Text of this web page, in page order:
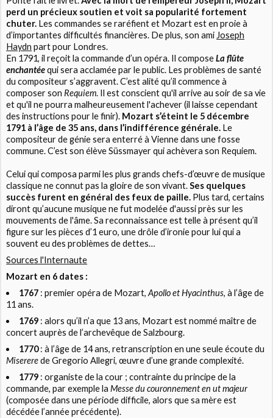
perd un précieux soutien et voit sa popularité fortement
chuter. Les commandes se raréfient et Mozart est en proie à
d’importantes difficultés financières. De plus, son ami Joseph
Haydn part pour Londres.
En 1791, il reçoit la commande d’un opéra. Il composeLa flûte
enchantéequi sera acclamée par le public. Les problèmes de santé
du compositeur s’aggravent. C’est alité qu’il commence à
composer son Requiem. Il est conscient qu'il arrive au soir de sa vie
et qu'il ne pourra malheureusement l'achever (il laisse cependant
des instructions pour le finir). Mozart s’éteint le 5 décembre
1791 à l’âge de 35 ans, dans l’indifférence générale. Le
compositeur de génie sera enterré à Vienne dans une fosse
commune. C’est son élève Süssmayer qui achèvera son Requiem.
Celui qui composa parmi les plus grands chefs-d’œuvre de musique
classique ne connut pas la gloire de son vivant.Ses quelques
succès furent en général des feux de paille. Plus tard, certains
diront qu’aucune musique ne fut modelée d'aussi près sur les
mouvements de l'âme. Sa reconnaissance est telle à présent qu’il
figure sur les pièces d’1 euro, une drôle d’ironie pour lui qui a
souvent eu des problèmes de dettes…
Sources l'Internaute
Mozart en 6 dates :
1767 : premier opéra de Mozart, Apollo et Hyacinthus, à l’âge de
11 ans.
1769 : alors qu’il n’a que 13 ans, Mozart est nommé maître de
concert auprès de l’archevêque de Salzbourg.
1770: à l’âge de 14 ans, retranscription en une seule écoute du
Misererede Gregorio Allegri, œuvre d’une grande complexité.
1779 : organiste de la cour ; contrainte du principe de la
commande, par exemple laMesse du couronnement en ut majeur
(composée dans une période difficile, alors que sa mère est
décédée l’année précédente).